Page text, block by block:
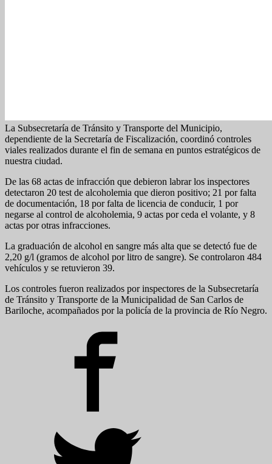
La Subsecretaría de Tránsito y Transporte del Municipio,
dependiente de la Secretaría de Fiscalización, coordinó controles
viales realizados durante el fin de semana en puntos estratégicos de
nuestra ciudad.
De las 68 actas de infracción que debieron labrar los inspectores
detectaron 20 test de alcoholemia que dieron positivo; 21 por falta
de documentación, 18 por falta de licencia de conducir, 1 por
negarse al control de alcoholemia, 9 actas por ceda el volante, y 8
actas por otras infracciones.
La graduación de alcohol en sangre más alta que se detectó fue de
2,20 g/l (gramos de alcohol por litro de sangre). Se controlaron 484
vehículos y se retuvieron 39.
Los controles fueron realizados por inspectores de la Subsecretaría
de Tránsito y Transporte de la Municipalidad de San Carlos de
Bariloche, acompañados por la policía de la provincia de Río Negro.